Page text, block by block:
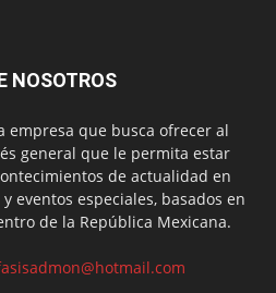
NOSOTROS
empresa que busca ofrecer al
general que le permita estar
de actualidad en
eventos especiales, basados en
de la República Mexicana.